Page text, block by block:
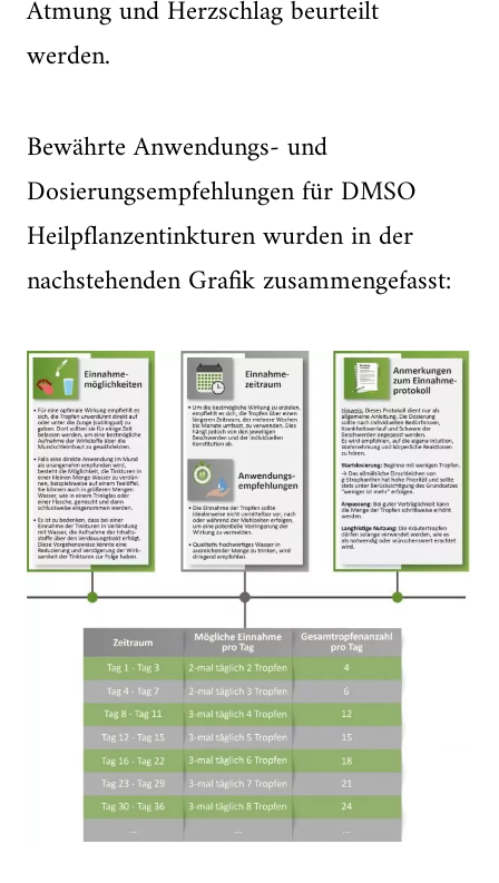
Atmung und Herzschlag beurteilt
werden.
Bewährte Anwendungs- und
Dosierungsempfehlungen für DMSO
Heilpflanzentinkturen wurden in der
nachstehenden Grafik zusammengefasst: